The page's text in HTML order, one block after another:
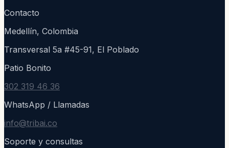
Contacto
Medellín, Colombia
Transversal 5a #45-91, El Poblado
Patio Bonito
302 319 46 36
WhatsApp / Llamadas
info@tribai.co
Soporte y consultas